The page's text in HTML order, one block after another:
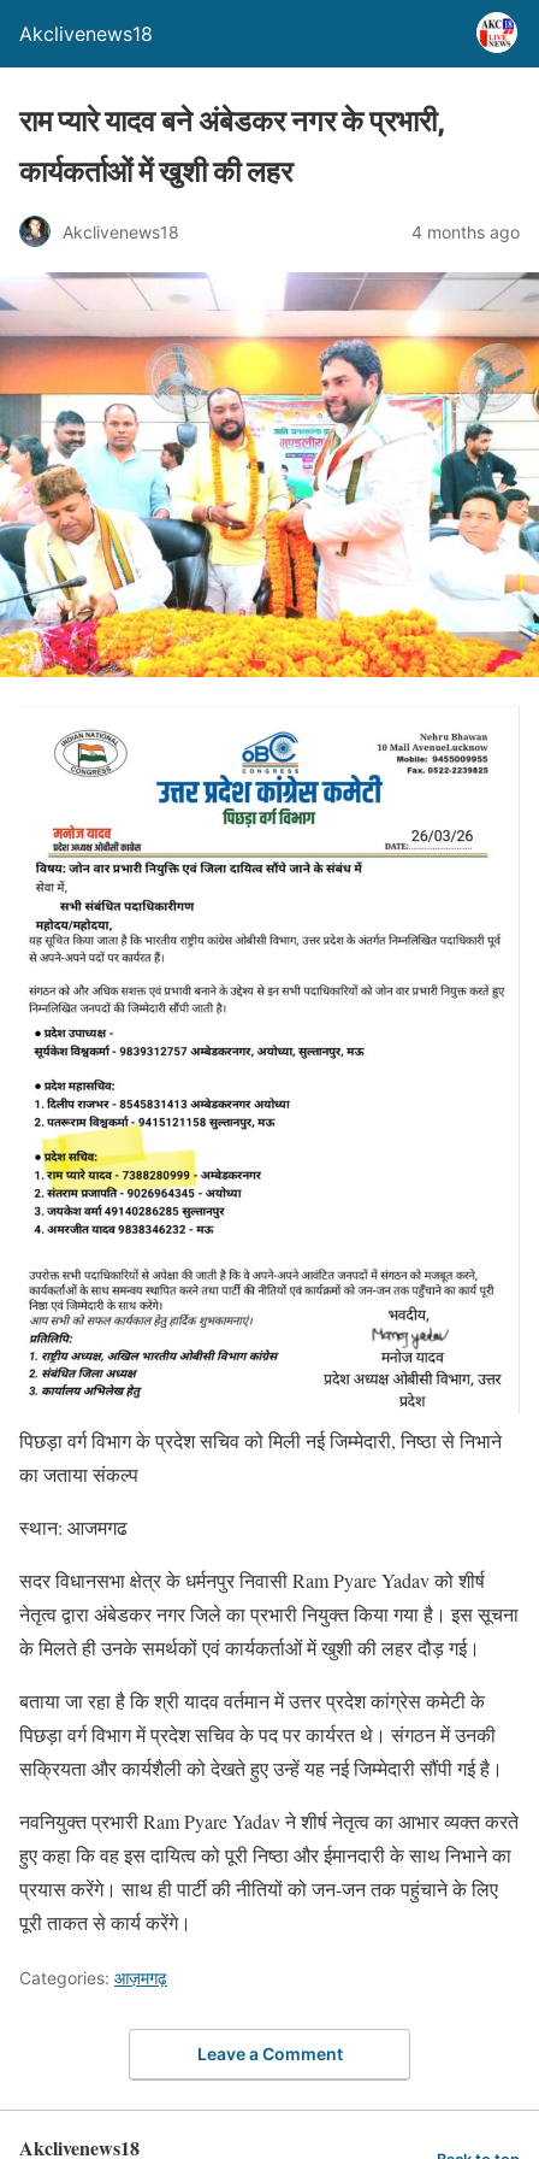
Akclivenews18
राम प्यारे यादव बने अंबेडकर नगर के प्रभारी,
कार्यकर्ताओं में खुशी की लहर
Akclivenews18 4 months ago
पिछड़ा वर्ग विभाग के प्रदेश सचिव को मिली नई जिम्मेदारी, निष्ठा से निभाने
का जताया संकल्प
स्थान: आजमगढ
सदर विधानसभा क्षेत्र के धर्मनपुर निवासी Ram Pyare Yadav को शीर्ष
नेतृत्व द्वारा अंबेडकर नगर जिले का प्रभारी नियुक्त किया गया है। इस सूचना
के मिलते ही उनके समर्थकों एवं कार्यकर्ताओं में खुशी की लहर दौड़ गई।
बताया जा रहा है कि श्री यादव वर्तमान में उत्तर प्रदेश कांग्रेस कमेटी के
पिछड़ा वर्ग विभाग में प्रदेश सचिव के पद पर कार्यरत थे। संगठन में उनकी
सक्रियता और कार्यशैली को देखते हुए उन्हें यह नई जिम्मेदारी सौंपी गई है।
नवनियुक्त प्रभारी Ram Pyare Yadav ने शीर्ष नेतृत्व का आभार व्यक्त करते
हुए कहा कि वह इस दायित्व को पूरी निष्ठा और ईमानदारी के साथ निभाने का
प्रयास करेंगे। साथ ही पार्टी की नीतियों को जन-जन तक पहुंचाने के लिए
पूरी ताकत से कार्य करेंगे।
Categories: आज़मगढ़
Leave a Comment
Akclivenews18